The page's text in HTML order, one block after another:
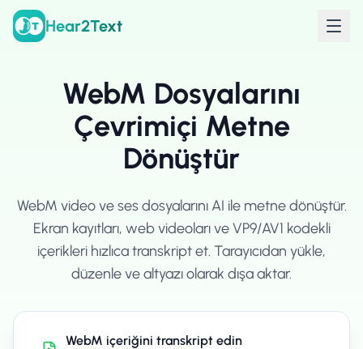
Hear2Text
WebM Dosyalarını
Çevrimiçi Metne
Dönüştür
WebM video ve ses dosyalarını AI ile metne dönüştür.
Ekran kayıtları, web videoları ve VP9/AV1 kodekli
içerikleri hızlıca transkript et. Tarayıcıdan yükle,
düzenle ve altyazı olarak dışa aktar.
WebM içeriğini transkript edin